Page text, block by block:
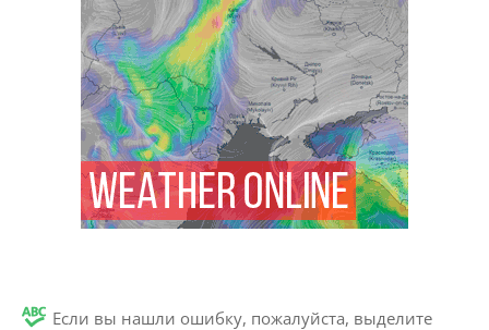
Если вы нашли ошибку, пожалуйста, выделите